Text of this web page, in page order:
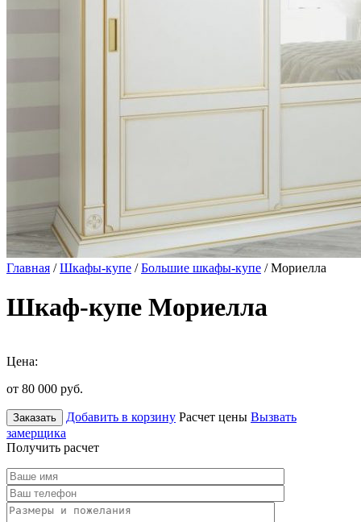
Главная /Шкафы-купе /Большие шкафы-купе / Мориелла
Шкаф-купе Мориелла
Цена:
от 80 000 руб.
Заказать Добавить в корзину Расчет цены Вызвать
замерщика
Получить расчет